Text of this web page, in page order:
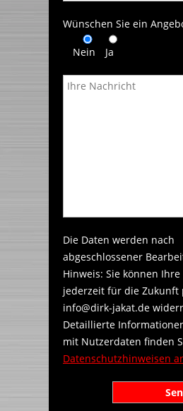
Wünschen Sie ein
Nein Ja
Die Daten werden nach
abgeschlossener
Hinweis: Sie können
jederzeit für die Zukunft
info@dirk-jakat.de
Detaillierte
mit Nutzerdaten finden
Datenschutzhinweisen